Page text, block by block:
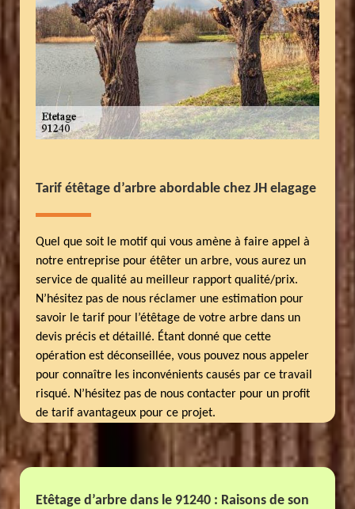
Tarif étêtage d’arbre abordable chez JH elagage
Quel que soit le motif qui vous amène à faire appel à
notre entreprise pour étêter un arbre, vous aurez un
service de qualité au meilleur rapport qualité/prix.
N’hésitez pas de nous réclamer une estimation pour
savoir le tarif pour l’étêtage de votre arbre dans un
devis précis et détaillé. Étant donné que cette
opération est déconseillée, vous pouvez nous appeler
pour connaître les inconvénients causés par ce travail
risqué. N’hésitez pas de nous contacter pour un profit
de tarif avantageux pour ce projet.
Etêtage d’arbre dans le 91240 : Raisons de son